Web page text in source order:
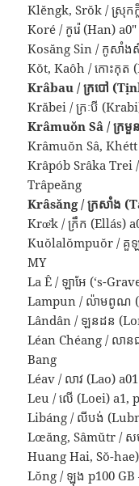
Klĕngk, Srŏk / ស្រុកក្
Koré / កូរ៉េ (Han)
Kosăng Sin / កូសាំ
Kŏt, Kaôh / កោះកុត
Krâbau / ក្របៅ
Krăbei / ក្រៈបី
Krâmuŏn Sâ / ក្រ
Krâmuŏn Sâ, Khétt
Krâpób Srâka Trei
Trâpeăng
Krâsăng / ក្រសាំង
Krœ̆k / ក្រឹក (Ellás)
Kuŏlalŏmpuŏr / គួឡ
MY
La Ê / ឡាអែ (‘s-
Lampun / ល៉ាមពូណ
Lândân / ឡនដន
Léan Chéang / លាន
Bang
Léav / លាវ (Lao)
Leu / លើ (Loei) a1,
Libáng / លីបង់
Lœăng, Sâmŭtr / ស
Huang Hai, Sŏ-
Lŏng / ឡុង p100 GB